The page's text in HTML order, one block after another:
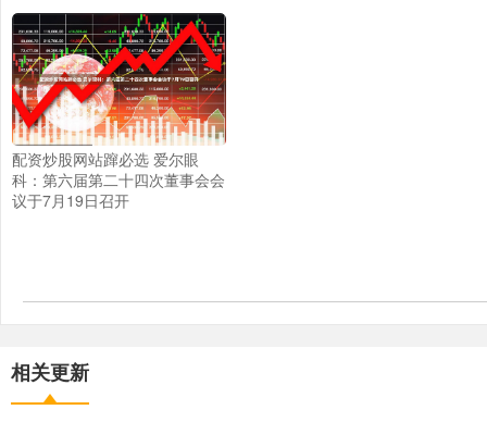
配资炒股网站蹿必选 爱尔眼
科：第六届第二十四次董事会会
议于7月19日召开
相关更新